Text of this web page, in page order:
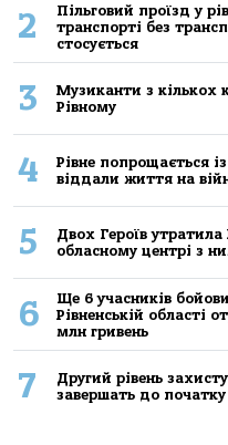
2
Пільговий проїзд у
транспорті без
стосується
3
Музиканти з кількох
Рівному
4
Рівне попрощається
віддали життя на
5
Двох Героїв утратила
обласному центрі з
6
Ще 6 учасників
Рівненській області
млн гривень
7
Другий рівень
завершать до